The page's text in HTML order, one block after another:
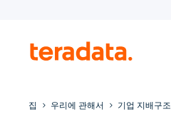
집 우리에 관해서 기업 지배구조